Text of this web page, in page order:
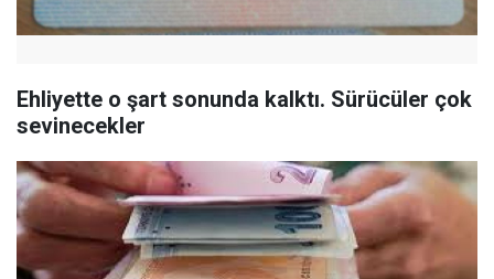
Ehliyette o şart sonunda kalktı. Sürücüler çok
sevinecekler